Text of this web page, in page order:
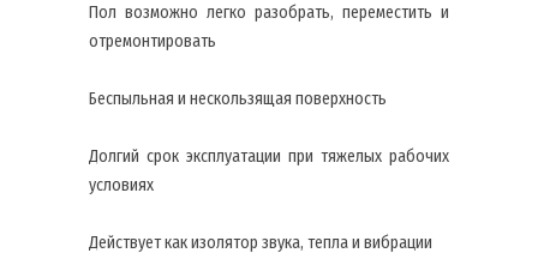
Пол возможно легко разобрать, переместить и
отремонтировать
Беспыльная и нескользящая поверхность
Долгий срок эксплуатации при тяжелых рабочих
условиях
Действует как изолятор звука, тепла и вибрации